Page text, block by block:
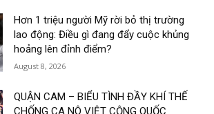
Hơn 1 triệu người Mỹ rời bỏ thị trường
lao động: Điều gì đang đẩy cuộc khủng
hoảng lên đỉnh điểm?
August 8, 2026
QUẬN CAM – BIỂU TÌNH ĐẦY KHÍ THẾ
CHỐNG CA NÔ VIỆT CỘNG QUỐC